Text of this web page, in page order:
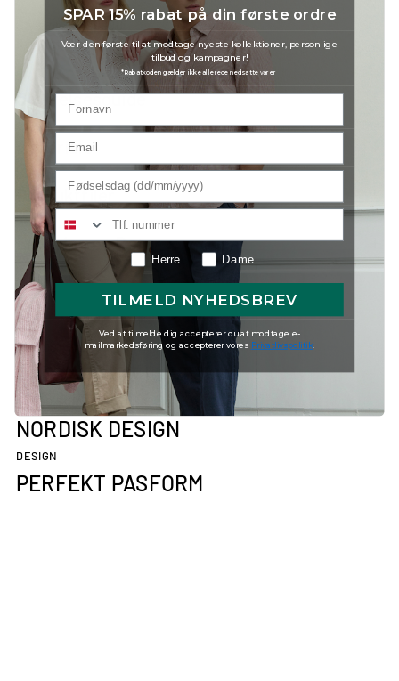
Style nr.: 151900001
Kvalitet: 95% Cotton 5% Elastane
Størrelsesguide
Materiale
Produktfiler
Levering og Retur
BEVIDST VALG
ANSVARLIGT LAVET
KLASSISK
NORDISK DESIGN
DESIGN
PERFEKT PASFORM
SPAR 15% rabat på din første ordre
Vær den første til at modtage nyeste kollektioner, personlige
tilbud og kampagner!
*Rabatkoden gælder ikke allerede nedsatte varer
Herre Dame
TILMELD NYHEDSBREV
Ved at tilmelde dig accepterer du at modtage e-
mailmarkedsføring og accepterer vores Privatlivspolitik